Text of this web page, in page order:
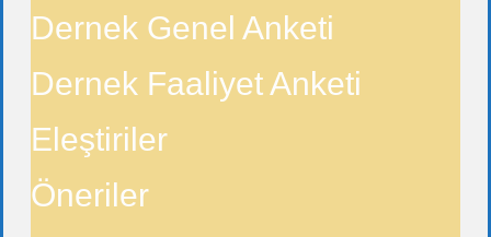
Dernek Genel Anketi
Dernek Faaliyet Anketi
Eleştiriler
Öneriler